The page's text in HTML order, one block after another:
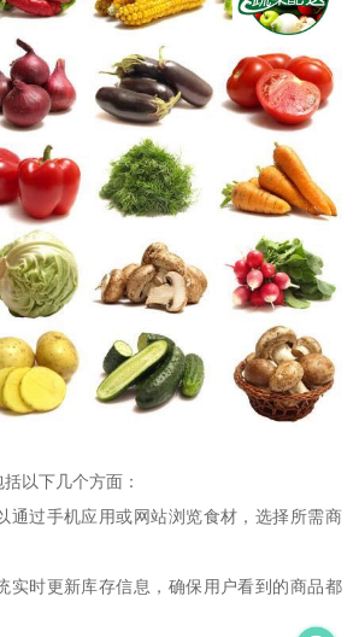
以下几个方面：
通过手机应用或网站浏览食材，选择所需商
实时更新库存信息，确保用户看到的商品都